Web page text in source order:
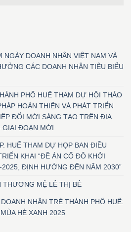
DOANH NHÂN VIỆT NAM VÀ
CÁC DOANH NHÂN TIÊU BIỂU
PHỐ HUẾ THAM DỰ HỘI THẢO
HOÀN THIỆN VÀ PHÁT TRIỂN
ĐỔI MỚI SÁNG TẠO TRÊN ĐỊA
GIAI ĐOẠN MỚI
HUẾ THAM DỰ HỌP BAN ĐIỀU
KHAI “ĐỀ ÁN CỐ ĐÔ KHỞI
2025, ĐỊNH HƯỚNG ĐẾN NĂM 2030”
THƯƠNG MỆ LÊ THỊ BÊ
NHÂN TRẺ THÀNH PHỐ HUẾ:
HÈ XANH 2025